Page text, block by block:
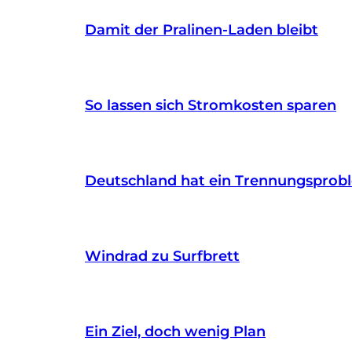
Damit der Pralinen-Laden bleibt
So lassen sich Stromkosten sparen
Deutschland hat ein
Windrad zu Surfbrett
Ein Ziel, doch wenig Plan